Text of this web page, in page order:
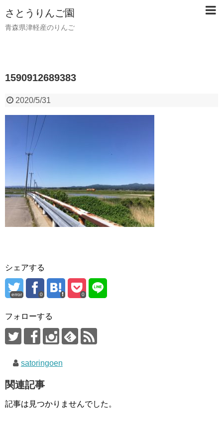
さとうりんご園
青森県津軽産のりんご
1590912689383
2020/5/31
シェアする
error 0 0
フォローする
satoringoen
関連記事
記事は見つかりませんでした。